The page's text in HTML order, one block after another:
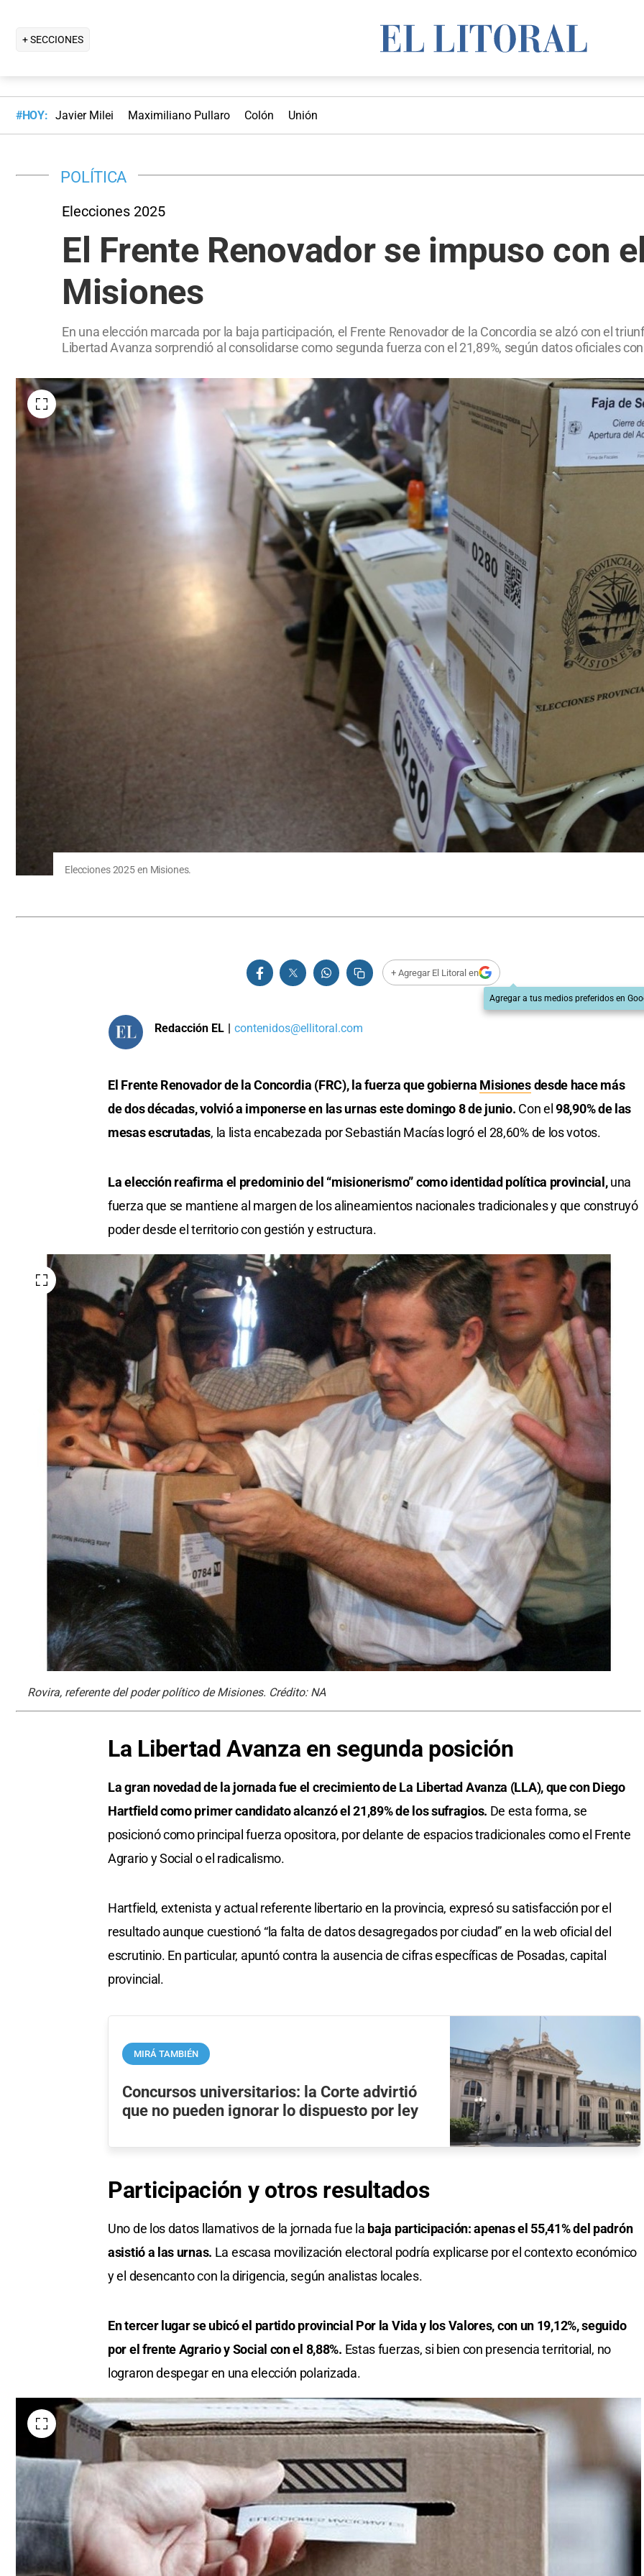
+ SECCIONES
#HOY: Javier Milei Maximiliano Pullaro Colón Unión
POLÍTICA
Elecciones 2025
El Frente Renovador se impuso con
Misiones
En una elección marcada por la baja participación, el Frente Renovador de la Concordia se alzó con el
Libertad Avanza sorprendió al consolidarse como segunda fuerza con el 21,89%, según datos oficiales
Elecciones 2025 en Misiones.
+ Agregar El Litoral en
Agregar a tus medios preferidos en
Redacción EL | contenidos@ellitoral.com
El Frente Renovador de la Concordia (FRC), la fuerza que gobierna Misionesdesde hace más
de dos décadas, volvió a imponerse en las urnas este domingo 8 de junio. Con el98,90% de las
mesas escrutadas, la lista encabezada por Sebastián Macías logró el 28,60% de los votos.
La elección reafirma el predominio del “misionerismo” como identidad política provincial,una
fuerza que se mantiene al margen de los alineamientos nacionales tradicionales y que construyó
poder desde el territorio con gestión y estructura.
Rovira, referente del poder político de Misiones. Crédito: NA
La Libertad Avanza en segunda posición
La gran novedad de la jornada fue el crecimiento de La Libertad Avanza (LLA), que con Diego
Hartfield como primer candidato alcanzó el 21,89% de los sufragios. De esta forma, se
posicionó como principal fuerza opositora, por delante de espacios tradicionales como el Frente
Agrario y Social o el radicalismo.
Hartfield, extenista y actual referente libertario en la provincia, expresó su satisfacción por el
resultado aunque cuestionó “la falta de datos desagregados por ciudad” en la web oficial del
escrutinio. En particular, apuntó contra la ausencia de cifras específicas de Posadas, capital
provincial.
MIRÁ TAMBIÉN
Concursos universitarios: la Corte advirtió
que no pueden ignorar lo dispuesto por ley
Participación y otros resultados
Uno de los datos llamativos de la jornada fue la baja participación: apenas el 55,41% del padrón
asistió a las urnas. La escasa movilización electoral podría explicarse por el contexto económico
y el desencanto con la dirigencia, según analistas locales.
En tercer lugar se ubicó el partido provincial Por la Vida y los Valores, con un 19,12%, seguido
por el frente Agrario y Social con el 8,88%. Estas fuerzas, si bien con presencia territorial, no
lograron despegar en una elección polarizada.